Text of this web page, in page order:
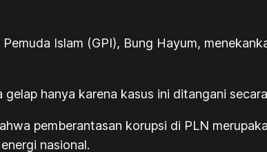
Islam (GPI), Bung Hayum,
hanya karena kasus ini ditangani
pemberantasan korupsi di PLN
nasional.